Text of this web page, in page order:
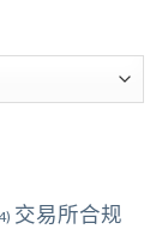
交易所合规